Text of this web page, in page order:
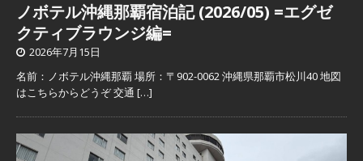
ノボテル沖縄那覇宿泊記 (2026/05) =エグゼ
クティブラウンジ編=
2026年7月15日
名前：ノボテル沖縄那覇 場所：〒902-0062 沖縄県那覇市松川40 地図
はこちらからどうぞ 交通 […]